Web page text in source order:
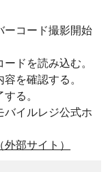
ーコード撮影開始
ドを読み込む。
を確認する。
る。
バイルレジ公式ホ
部サイト）